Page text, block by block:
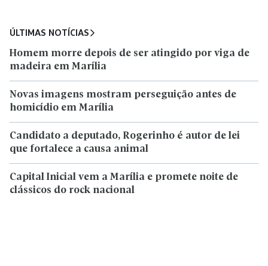
ÚLTIMAS NOTÍCIAS
Homem morre depois de ser atingido por viga de
madeira em Marília
Novas imagens mostram perseguição antes de
homicídio em Marília
Candidato a deputado, Rogerinho é autor de lei
que fortalece a causa animal
Capital Inicial vem a Marília e promete noite de
clássicos do rock nacional